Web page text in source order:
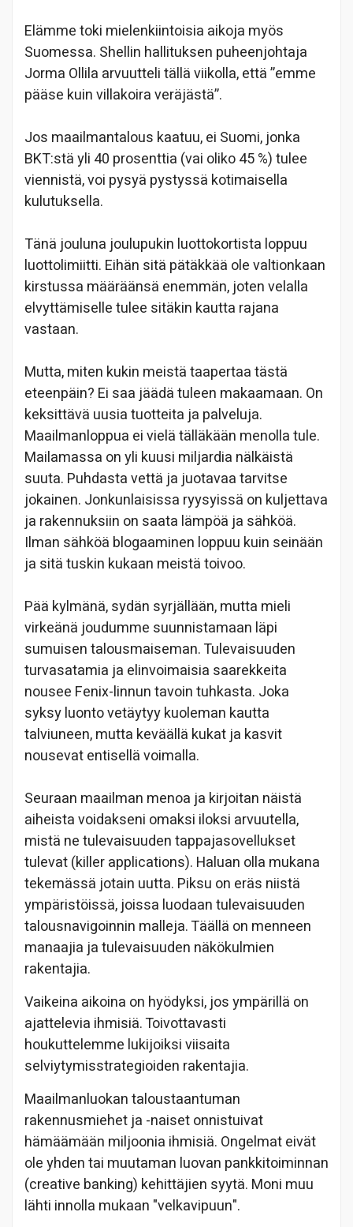
Elämme toki mielenkiintoisia aikoja myös
Suomessa. Shellin hallituksen puheenjohtaja
Jorma Ollila arvuutteli tällä viikolla, että ”emme
pääse kuin villakoira veräjästä”.
Jos maailmantalous kaatuu, ei Suomi, jonka
BKT:stä yli 40 prosenttia (vai oliko 45 %) tulee
viennistä, voi pysyä pystyssä kotimaisella
kulutuksella.
Tänä jouluna joulupukin luottokortista loppuu
luottolimiitti. Eihän sitä pätäkkää ole valtionkaan
kirstussa määräänsä enemmän, joten velalla
elvyttämiselle tulee sitäkin kautta rajana
vastaan.
Mutta, miten kukin meistä taapertaa tästä
eteenpäin? Ei saa jäädä tuleen makaamaan. On
keksittävä uusia tuotteita ja palveluja.
Maailmanloppua ei vielä tälläkään menolla tule.
Mailamassa on yli kuusi miljardia nälkäistä
suuta. Puhdasta vettä ja juotavaa tarvitse
jokainen. Jonkunlaisissa ryysyissä on kuljettava
ja rakennuksiin on saata lämpöä ja sähköä.
Ilman sähköä blogaaminen loppuu kuin seinään
ja sitä tuskin kukaan meistä toivoo.
Pää kylmänä, sydän syrjällään, mutta mieli
virkeänä joudumme suunnistamaan läpi
sumuisen talousmaiseman. Tulevaisuuden
turvasatamia ja elinvoimaisia saarekkeita
nousee Fenix-linnun tavoin tuhkasta. Joka
syksy luonto vetäytyy kuoleman kautta
talviuneen, mutta keväällä kukat ja kasvit
nousevat entisellä voimalla.
Seuraan maailman menoa ja kirjoitan näistä
aiheista voidakseni omaksi iloksi arvuutella,
mistä ne tulevaisuuden tappajasovellukset
tulevat (killer applications). Haluan olla mukana
tekemässä jotain uutta. Piksu on eräs niistä
ympäristöissä, joissa luodaan tulevaisuuden
talousnavigoinnin malleja. Täällä on menneen
manaajia ja tulevaisuuden näkökulmien
rakentajia.
Vaikeina aikoina on hyödyksi, jos ympärillä on
ajattelevia ihmisiä. Toivottavasti
houkuttelemme lukijoiksi viisaita
selviytymisstrategioiden rakentajia.
Maailmanluokan taloustaantuman
rakennusmiehet ja -naiset onnistuivat
hämäämään miljoonia ihmisiä. Ongelmat eivät
ole yhden tai muutaman luovan pankkitoiminnan
(creative banking) kehittäjien syytä. Moni muu
lähti innolla mukaan "velkavipuun".